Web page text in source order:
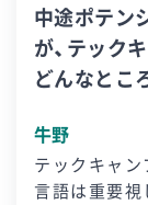
中途ポテン
が、テック
どんなとこ
牛野
テックキャン
言語は重要視